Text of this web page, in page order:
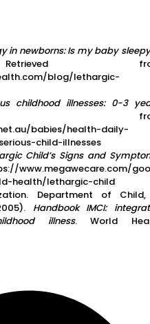
in newborns: Is my baby
blog/lethargic-
childhood illnesses: 0-3
babies/health-daily-
child-illnesses
Child’s Signs and
www.megawecare.com/
health/lethargic-child
Department of
Handbook IMCI:
illness. World